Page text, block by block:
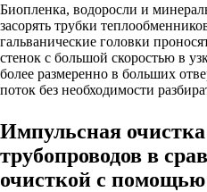
Биопленка, водоросли и
засорять трубки
гальванические головки
стенок с большой скоростью в
более размеренно в больших
поток без необходимости
Импульсная очистка
трубопроводов в
очисткой с